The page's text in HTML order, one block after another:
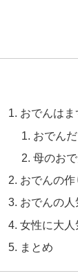
おでんは
おでん
母のお
おでんの
おでんの人
女性に大
まとめ